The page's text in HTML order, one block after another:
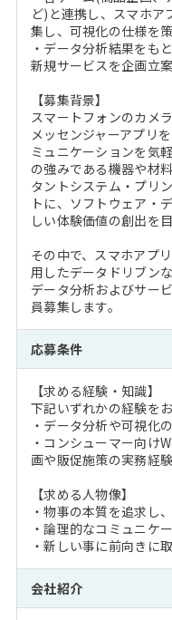
ど)と連携し、スマホ
集し、可視化の仕様を
・データ分析結果をも
新規サービスを企画立
【募集背景】
スマートフォンのカメ
メッセンジャーアプリ
ミュニケーションを気
の強みである機器や材
タントシステム・プリ
トに、ソフトウェア・
しい体験価値の創出を
その中で、スマホアプ
用したデータドリブン
データ分析およびサー
員募集します。
応募条件
【求める経験・知識】
下記いずれかの経験を
・データ分析や可視化
・コンシューマー向け
画や販促施策の実務経験
【求める人物像】
・物事の本質を追求し
・論理的なコミュニケ
・新しい事に前向きに
会社紹介